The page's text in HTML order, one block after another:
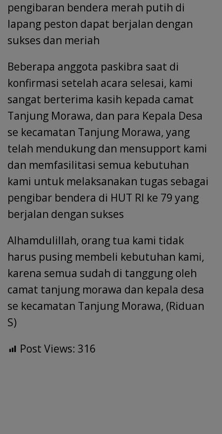
pengibaran bendera merah putih di
lapang peston dapat berjalan dengan
sukses dan meriah
Beberapa anggota paskibra saat di
konfirmasi setelah acara selesai, kami
sangat berterima kasih kepada camat
Tanjung Morawa, dan para Kepala Desa
se kecamatan Tanjung Morawa, yang
telah mendukung dan mensupport kami
dan memfasilitasi semua kebutuhan
kami untuk melaksanakan tugas sebagai
pengibar bendera di HUT RI ke 79 yang
berjalan dengan sukses
Alhamdulillah, orang tua kami tidak
harus pusing membeli kebutuhan kami,
karena semua sudah di tanggung oleh
camat tanjung morawa dan kepala desa
se kecamatan Tanjung Morawa, (Riduan
S)
Post Views: 316